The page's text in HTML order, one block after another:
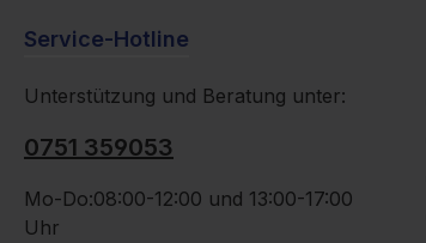
Service-Hotline
Unterstützung und Beratung unter:
0751 359053
Mo-Do:08:00-12:00 und 13:00-17:00
Uhr